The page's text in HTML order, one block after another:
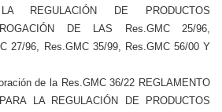
REGULACIÓN DE PRODUCTOS
DE LAS Res.GMC 25/96,
27/96, Res.GMC 35/99, Res.GMC 56/00 Y
de la Res.GMC 36/22 REGLAMENTO
LA REGULACIÓN DE PRODUCTOS